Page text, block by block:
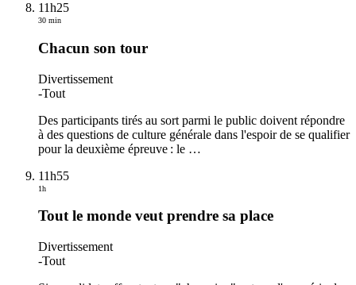
11h25
30 min
Chacun son tour
Divertissement
-Tout
Des participants tirés au sort parmi le public doivent répondre
à des questions de culture générale dans l'espoir de se qualifier
pour la deuxième épreuve : le …
11h55
1h
Tout le monde veut prendre sa place
Divertissement
-Tout